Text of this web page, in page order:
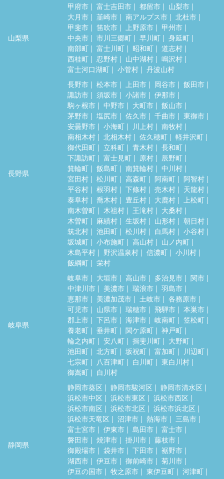
山梨県
甲府市 富士吉田市 都留市
山梨市
大月市
韮崎市 南アルプス市
北杜市
甲斐市
笛吹市 上野原市
甲州市
中央市
市川三郷町 早川町
身延町
南部町
富士川町 昭和町
道志村
西桂町
忍野村 山中湖村
鳴沢村
富士河口湖町
小菅村 丹波山村
長野県
長野市 松本市 上田市 岡谷市
飯田市
諏訪市
須坂市 小諸市
伊那市
駒ヶ根市
中野市 大町市
飯山市
茅野市
塩尻市 佐久市 千曲市
東御市
安曇野市
小海町 川上村
南牧村
南相木村
北相木村 佐久穂町
軽井沢町
御代田町
立科町 青木村
長和町
下諏訪町
富士見町 原村
辰野町
箕輪町
飯島町 南箕輪村
中川村
宮田村
松川町 高森町 阿南町
阿智村
平谷村
根羽村 下條村 売木村
天龍村
泰阜村
喬木村 豊丘村 大鹿村
上松町
南木曽町
木祖村 王滝村
大桑村
木曽町
麻績村 生坂村 山形村
朝日村
筑北村
池田町 松川村 白馬村
小谷村
坂城町
小布施町 高山村
山ノ内町
木島平村
野沢温泉村 信濃町
小川村
飯綱町
栄村
岐阜県
岐阜市 大垣市 高山市 多治見市
関市
中津川市
美濃市 瑞浪市
羽島市
恵那市
美濃加茂市 土岐市
各務原市
可児市
山県市 瑞穂市 飛騨市
本巣市
郡上市
下呂市 海津市 岐南町
笠松町
養老町
垂井町 関ケ原町
神戸町
輪之内町
安八町 揖斐川町
大野町
池田町
北方町 坂祝町 富加町
川辺町
七宗町
八百津町 白川町
東白川村
御嵩町
白川村
静岡県
静岡市葵区 静岡市駿河区
静岡市清水区
浜松市中区
浜松市東区
浜松市西区
浜松市南区
浜松市北区
浜松市浜北区
浜松市天竜区
沼津市 熱海市
三島市
富士宮市
伊東市 島田市
富士市
磐田市
焼津市 掛川市
藤枝市
御殿場市
袋井市 下田市
裾野市
湖西市
伊豆市 御前崎市
菊川市
伊豆の国市
牧之原市 東伊豆町
河津町